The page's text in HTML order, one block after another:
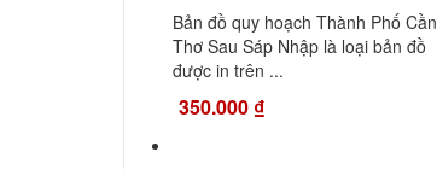
Bản đồ quy hoạch Thành Phố Cần
Thơ Sau Sáp Nhập là loại bản đồ
được in trên ...
350.000 ₫